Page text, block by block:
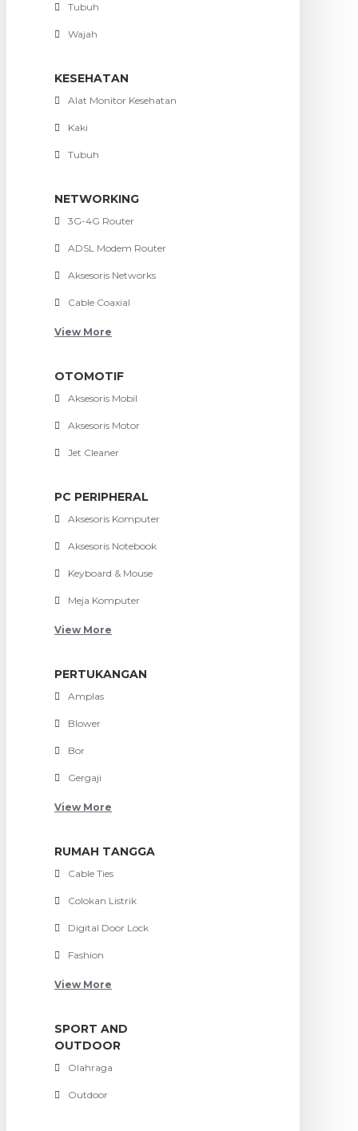
Tubuh
Wajah
KESEHATAN
Alat Monitor Kesehatan
Kaki
Tubuh
NETWORKING
3G-4G Router
ADSL Modem Router
Aksesoris Networks
Cable Coaxial
View More
OTOMOTIF
Aksesoris Mobil
Aksesoris Motor
Jet Cleaner
PC PERIPHERAL
Aksesoris Komputer
Aksesoris Notebook
Keyboard & Mouse
Meja Komputer
View More
PERTUKANGAN
Amplas
Blower
Bor
Gergaji
View More
RUMAH TANGGA
Cable Ties
Colokan Listrik
Digital Door Lock
Fashion
View More
SPORT AND
OUTDOOR
Olahraga
Outdoor